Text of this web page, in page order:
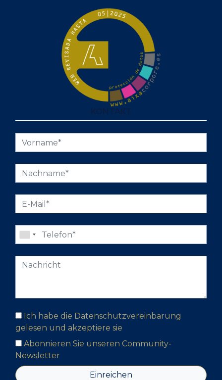
Ich habe die Datenschutzvereinbarung
gelesen und akzeptiere sie
Abonnieren Sie unseren Community-
Newsletter
Einreichen